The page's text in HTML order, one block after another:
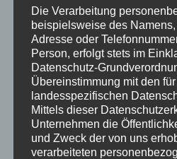
Ferienzimmer 6
Verfügbarkeiten
Online Buchung
Blog
Kontakt
FAQs
Reise Versicherung
Impressum
Die Verarbeitung
beispielsweise des
Adresse oder
Person, erfolgt stets im
Datenschutz-
Übereinstimmung mit den
landesspezifischen
Mittels dieser
Unternehmen die
und Zweck der von uns
verarbeiteten